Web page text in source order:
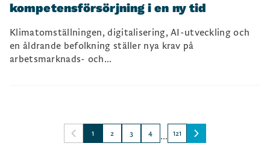
kompetensförsörjning i en ny tid
Klimatomställningen, digitalisering, AI-utveckling och
en åldrande befolkning ställer nya krav på
arbetsmarknads- och...
1 2 3 4 ... 121